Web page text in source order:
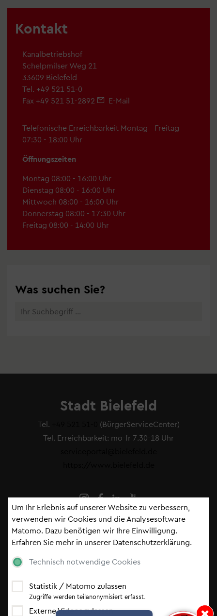
Um Ihr Erlebnis auf unserer Website zu verbessern,
verwenden wir Cookies und die Analysesoftware
Matomo. Dazu benötigen wir Ihre Einwilligung.
Erfahren Sie mehr in unserer Datenschutzerklärung.
Technisch notwendige Cookies
Statistik / Matomo zulassen
Zugriffe werden teilanonymisiert erfasst.
Externe Videos zulassen
Kontakt
Kanalbetriebshof
Schelpmilser Weg 21
33609 Bielefeld
Tel. +49 521 51-0
Fax +49 521 51-2892
E-Mail
Telefonische Erreichbarkeit Montag - Freitag
07:30 - 18:00 Uhr
Öffnungszeiten
Montag 08:00 - 16:00 Uhr
Dienstag 08:00 - 16:00 Uhr
Mittwoch 08:00 - 16:00 Uhr
Donnerstag 08:00 - 17:30 Uhr
Freitag 08:00 - 14:00 Uhr
Was suchen Sie?
Stadt Bielefeld
Tel.
(BürgerServiceCenter)
Tel. Erreichbarkeit: mo-fr 7.30-18 Uhr
Fußzeile
Serviceportal
Impressum
Datenschutzerklärung
Cookie-Einstellungen
Erklärung zur Barrierefreiheit